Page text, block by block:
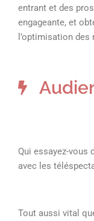
entrant et des
engageante, et
l’optimisation des
Qui essayez-vous
avec les
Tout aussi vital